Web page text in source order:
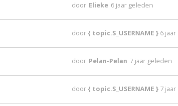
door Elieke 6 jaar geleden
door{ topic.S_USERNAME } 6
door Pelan-Pelan 7 jaar geleden
door{ topic.S_USERNAME } 7